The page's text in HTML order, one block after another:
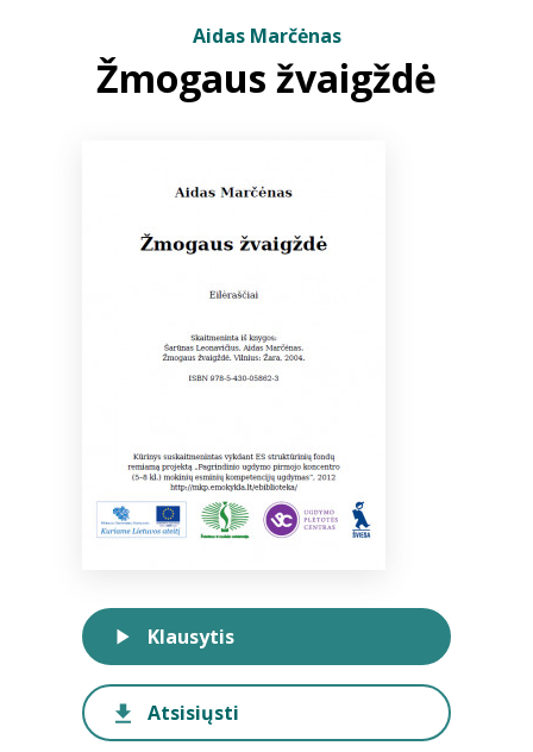
ELVIS atvyksta
Aidas Marčėnas
Žmogaus žvaigždė
Klausytis
Atsisiųsti